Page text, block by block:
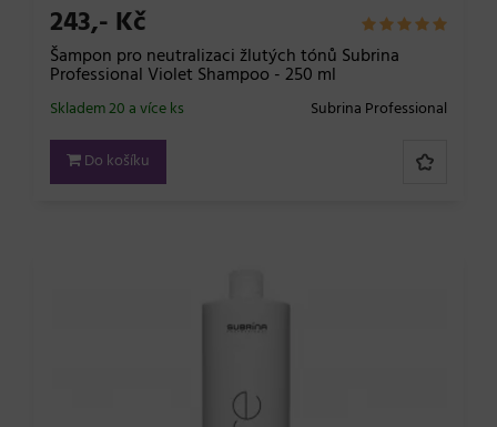
243,- Kč
Šampon pro neutralizaci žlutých tónů Subrina
Professional Violet Shampoo - 250 ml
Subrina Professional
Skladem 20 a více ks
Do košíku